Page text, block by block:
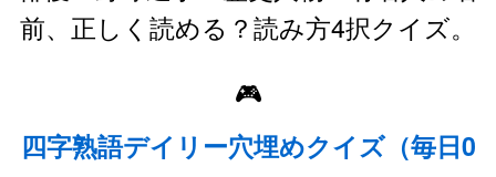
前、正しく読める？読み方4択クイズ。
🎮
四字熟語デイリー穴埋めクイズ（毎日0